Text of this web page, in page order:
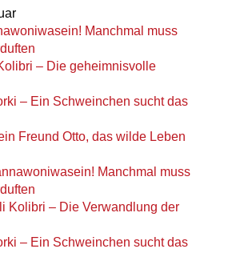
Manchmal muss
– Die geheimnisvolle
– Ein Schweinchen sucht das
Freund Otto, das wilde Leben
Manchmal muss
Kolibri – Die Verwandlung der
– Ein Schweinchen sucht das